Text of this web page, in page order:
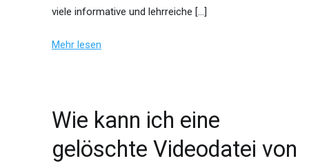
viele informative und lehrreiche […]
Mehr lesen
Wie kann ich eine
gelöschte Videodatei von